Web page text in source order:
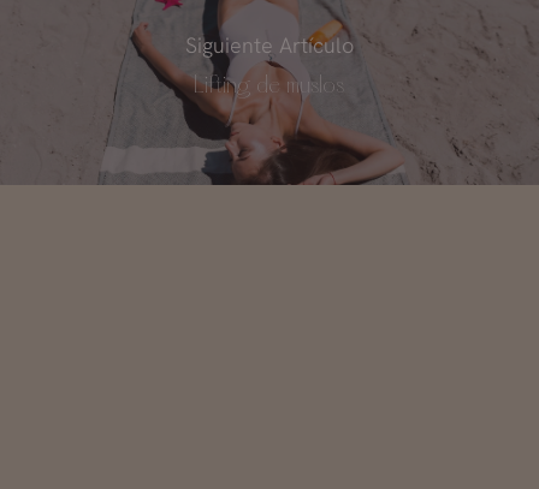
Siguiente Artículo
Lifting de muslos